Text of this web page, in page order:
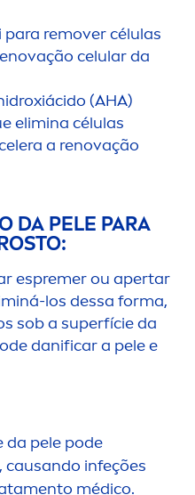
para remover células
celular da
(AHA)
elimina células
a renovação
DA PELE PARA
espremer ou apertar
los dessa forma,
sob a superfície da
danificar a pele e
da pele pode
infeções
mento médico.